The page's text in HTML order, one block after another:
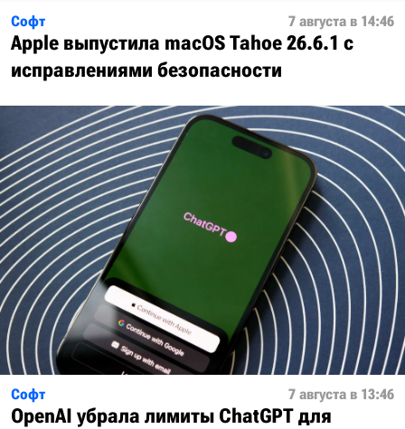
Софт 7 августа в 14:46
Apple выпустила macOS Tahoe 26.6.1 с
исправлениями безопасности
Софт 7 августа в 13:46
OpenAI убрала лимиты ChatGPT для